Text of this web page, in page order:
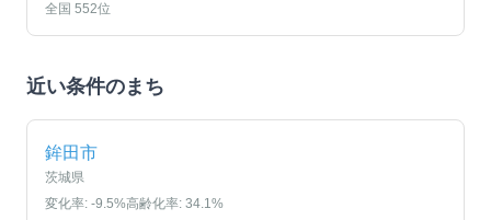
全国 552位
近い条件のまち
鉾田市
茨城県
変化率: -9.5%高齢化率: 34.1%